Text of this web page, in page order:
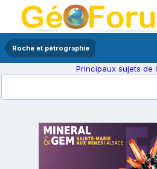
Roche et pétrographie
Principaux sujets de